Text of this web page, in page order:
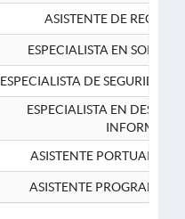
ASISTENTE DE
ESPECIALISTA EN
ESPECIALISTA DE SEGURIDAD
ESPECIALISTA EN
ASISTENTE PORTUARIO 2-
ASISTENTE